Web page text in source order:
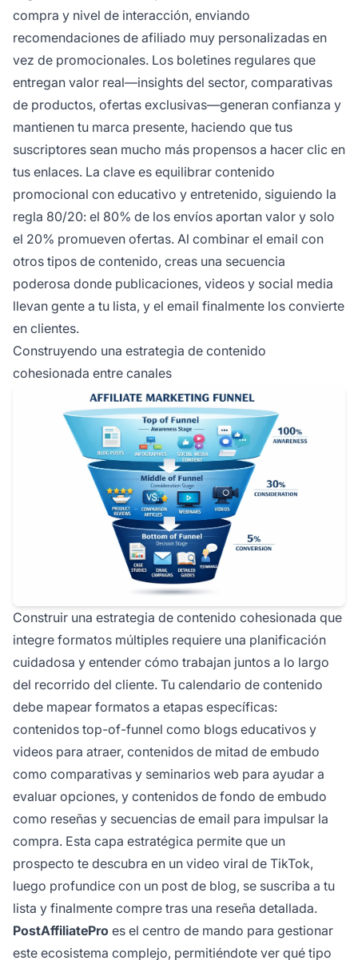
compra y nivel de interacción, enviando
recomendaciones de afiliado muy personalizadas en
vez de promocionales. Los boletines regulares que
entregan valor real—insights del sector, comparativas
de productos, ofertas exclusivas—generan confianza y
mantienen tu marca presente, haciendo que tus
suscriptores sean mucho más propensos a hacer clic en
tus enlaces. La clave es equilibrar contenido
promocional con educativo y entretenido, siguiendo la
regla 80/20: el 80% de los envíos aportan valor y solo
el 20% promueven ofertas. Al combinar el email con
otros tipos de contenido, creas una secuencia
poderosa donde publicaciones, videos y social media
llevan gente a tu lista, y el email finalmente los convierte
en clientes.
Construyendo una estrategia de contenido
cohesionada entre canales
Construir una estrategia de contenido cohesionada que
integre formatos múltiples requiere una planificación
cuidadosa y entender cómo trabajan juntos a lo largo
del recorrido del cliente. Tu calendario de contenido
debe mapear formatos a etapas específicas:
contenidos top-of-funnel como blogs educativos y
videos para atraer, contenidos de mitad de embudo
como comparativas y seminarios web para ayudar a
evaluar opciones, y contenidos de fondo de embudo
como reseñas y secuencias de email para impulsar la
compra. Esta capa estratégica permite que un
prospecto te descubra en un video viral de TikTok,
luego profundice con un post de blog, se suscriba a tu
lista y finalmente compre tras una reseña detallada.
PostAffiliatePro es el centro de mando para gestionar
este ecosistema complejo, permitiéndote ver qué tipo